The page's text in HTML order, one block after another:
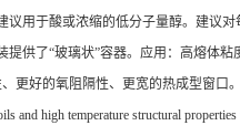
议用于酸或浓缩的低分子量醇。建议
提供了“玻璃状”容器。应用：高熔体
好的氧阻隔性、更宽的热成型窗口。
and high temperature structural